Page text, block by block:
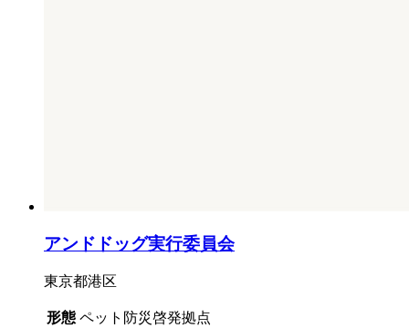
アンドドッグ実行委員会
東京都港区
形態 ペット防災啓発拠点